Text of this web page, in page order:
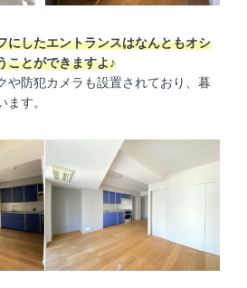
にしたエントランスはなんともオシ
ことができますよ♪
や防犯カメラも設置されており、暮
す。